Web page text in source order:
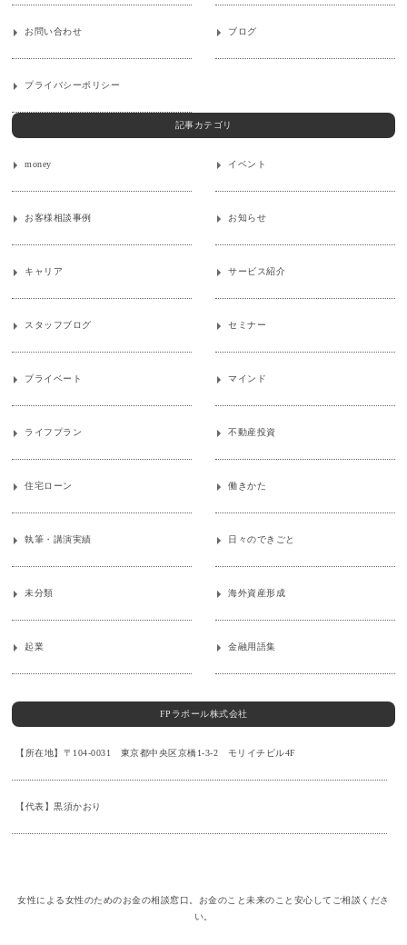
お問い合わせ ブログ
プライバシーポリシー
記事カテゴリ
money イベント
お客様相談事例 お知らせ
キャリア サービス紹介
スタッフブログ セミナー
プライベート マインド
ライフプラン 不動産投資
住宅ローン 働きかた
執筆・講演実績 日々のできごと
未分類 海外資産形成
起業 金融用語集
FPラポール株式会社
【所在地】〒104-0031 東京都中央区京橋1-3-2 モリイチビル4F
【代表】黒須かおり
女性による女性のためのお金の相談窓口。お金のこと未来のこと安心してご相談くださ
い。